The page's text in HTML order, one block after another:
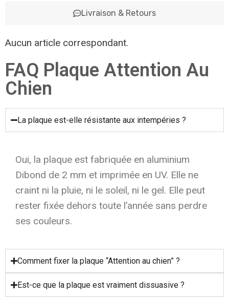
Livraison & Retours
Aucun article correspondant.
FAQ Plaque Attention Au
Chien
La plaque est-elle résistante aux intempéries ?
Oui, la plaque est fabriquée en aluminium
Dibond de 2 mm et imprimée en UV. Elle ne
craint ni la pluie, ni le soleil, ni le gel. Elle peut
rester fixée dehors toute l’année sans perdre
ses couleurs.
Comment fixer la plaque “Attention au chien” ?
Est-ce que la plaque est vraiment dissuasive ?